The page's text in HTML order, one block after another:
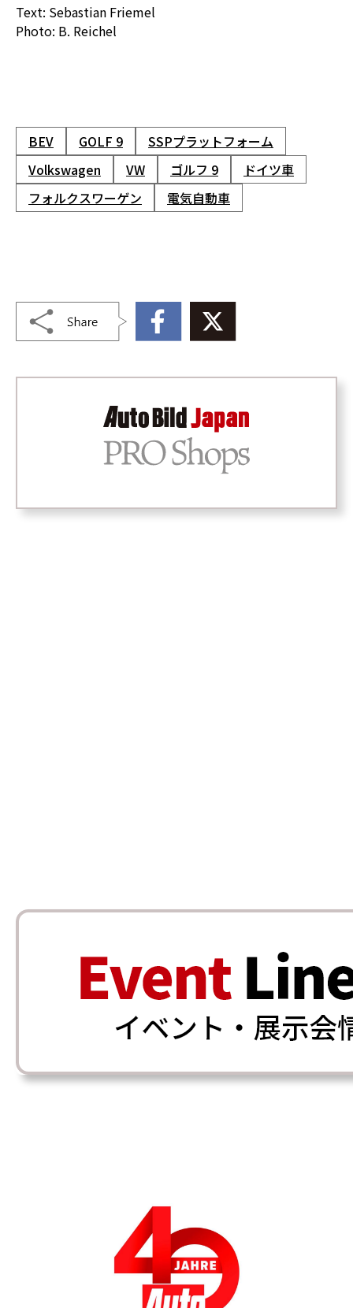
Text: Sebastian Friemel
Photo: B. Reichel
BEV GOLF 9
SSPプラットフォーム
Volkswagen
VW ゴルフ 9
ドイツ車
フォルクスワーゲン
電気自動車